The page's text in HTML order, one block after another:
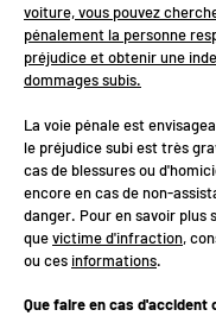
voiture, vous pouvez
pénalement la personne
préjudice et obtenir une
dommages subis.
La voie pénale est
le préjudice subi est très
cas de blessures ou
encore en cas de non-
danger. Pour en savoir plus
quevictime d'infraction,
ou ces informations.
Que faire en cas d'accident